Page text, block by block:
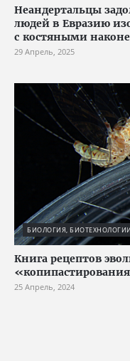
Неандертальцы
людей в Евразию
с костяными
29 Апрель, 2025
БИОЛОГИЯ, БИОТЕХНОЛОГИИ
Книга рецептов
25 Апрель, 2024